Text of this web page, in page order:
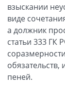
взыскании
виде
а должник
статьи 333 ГК
пеней.